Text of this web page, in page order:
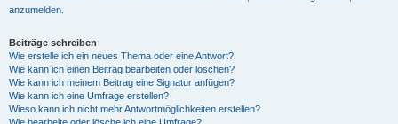
anzumelden.
Beiträge schreiben
Wie erstelle ich ein neues Thema oder eine Antwort?
Wie kann ich einen Beitrag bearbeiten oder löschen?
Wie kann ich meinem Beitrag eine Signatur anfügen?
Wie kann ich eine Umfrage erstellen?
Wieso kann ich nicht mehr Antwortmöglichkeiten erstellen?